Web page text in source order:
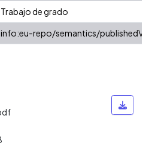
Trabajo de grado
info:eu-repo/semantics/